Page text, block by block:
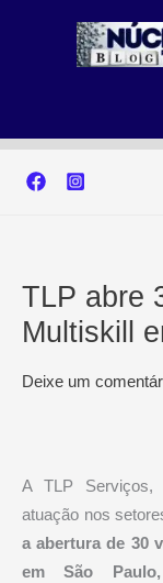
TLP abre
Multiskill
Deixe um
A TLP Serviços,
atuação nos
a abertura de 30
em São